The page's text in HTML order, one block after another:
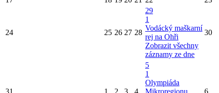
24 25 26 27 28
29
1
Vodácký maškarní
rej na Ohři
Zobrazit všechny
záznamy ze dne
30
5
1
Olympiáda